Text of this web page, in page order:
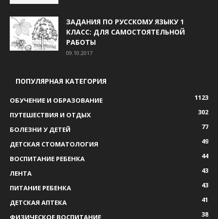
ЗАДАНИЯ ПО РУССКОМУ ЯЗЫКУ 1
КЛАСС: ДЛЯ САМОСТОЯТЕЛЬНОЙ
РАБОТЫ
09.10.2017
ПОПУЛЯРНАЯ КАТЕГОРИЯ
ОБУЧЕНИЕ И ОБРАЗОВАНИЕ
1123
ПУТЕШЕСТВИЯ И ОТДЫХ
302
БОЛЕЗНИ У ДЕТЕЙ
77
ДЕТСКАЯ СТОМАТОЛОГИЯ
49
ВОСПИТАНИЕ РЕБЕНКА
44
ЛЕНТА
43
ПИТАНИЕ РЕБЕНКА
43
ДЕТСКАЯ АПТЕКА
41
ФИЗИЧЕСКОЕ ВОСПИТАНИЕ
38